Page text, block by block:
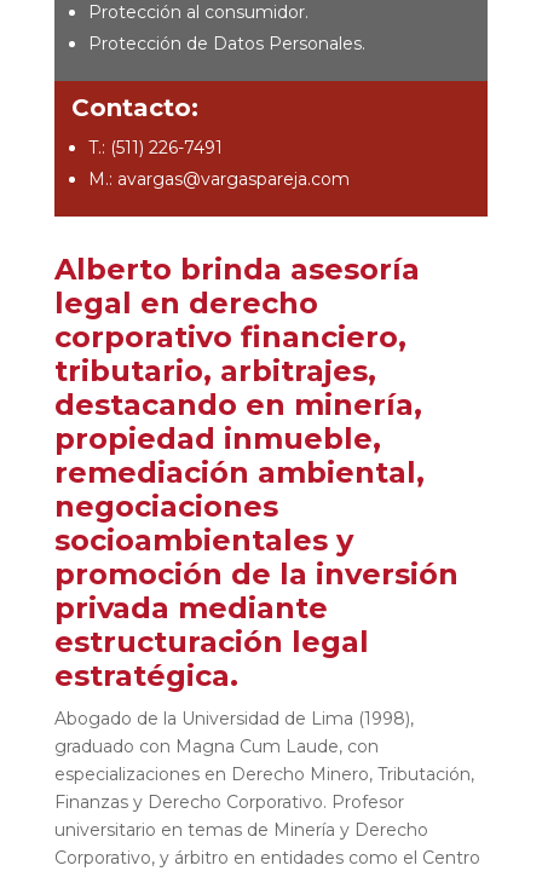
Protección al consumidor.
Protección de Datos Personales.
Contacto:
T.: (511) 226-7491
M.: avargas@vargaspareja.com
Alberto brinda asesoría
legal en derecho
corporativo financiero,
tributario, arbitrajes,
destacando en minería,
propiedad inmueble,
remediación ambiental,
negociaciones
socioambientales y
promoción de la inversión
privada mediante
estructuración legal
estratégica.
Abogado de la Universidad de Lima (1998),
graduado con Magna Cum Laude, con
especializaciones en Derecho Minero, Tributación,
Finanzas y Derecho Corporativo. Profesor
universitario en temas de Minería y Derecho
Corporativo, y árbitro en entidades como el Centro